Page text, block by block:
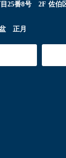
25番8号 2F 佐伯
正月